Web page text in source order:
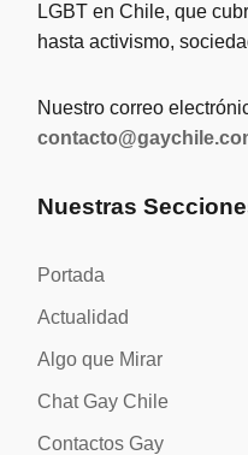
LGBT en Chile, que
hasta activismo,
Nuestro correo
Nuestras
Portada
Actualidad
Algo que Mirar
Chat Gay Chile
Contactos Gay